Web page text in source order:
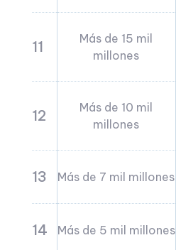
11
Más de 15 mil
millones
12
Más de 10 mil
millones
13 Más de 7 mil millones
14 Más de 5 mil millones